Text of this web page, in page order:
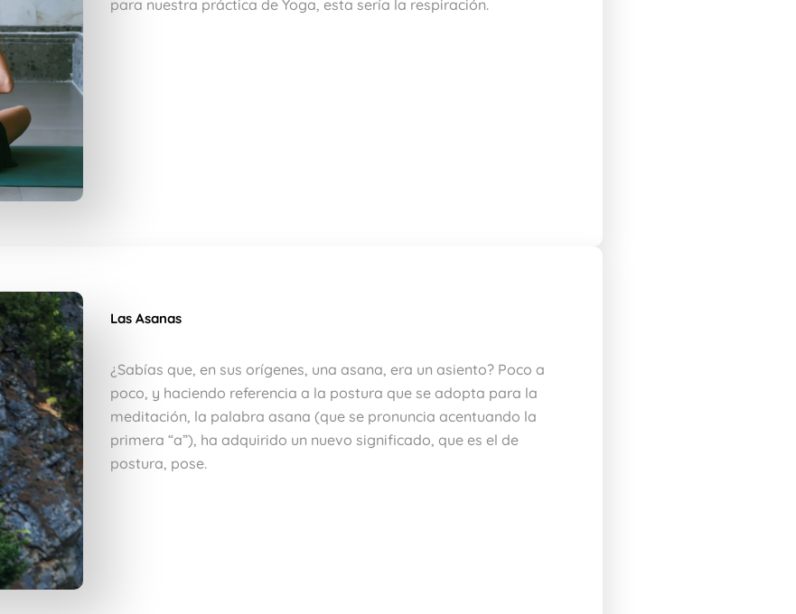
para nuestra práctica de Yoga, esta sería la respiración.
Las Asanas
¿Sabías que, en sus orígenes, una asana, era un asiento? Poco a
poco, y haciendo referencia a la postura que se adopta para la
meditación, la palabra asana (que se pronuncia acentuando la
primera “a”), ha adquirido un nuevo significado, que es el de
postura, pose.